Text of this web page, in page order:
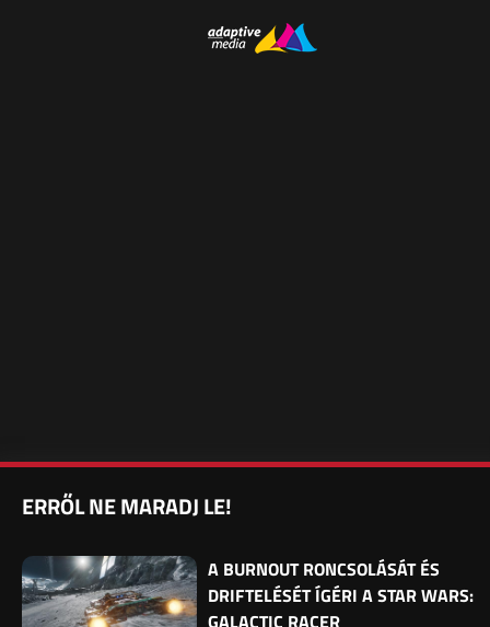
ERRŐL NE MARADJ LE!
A BURNOUT RONCSOLÁSÁT ÉS
DRIFTELÉSÉT ÍGÉRI A STAR WARS:
GALACTIC RACER